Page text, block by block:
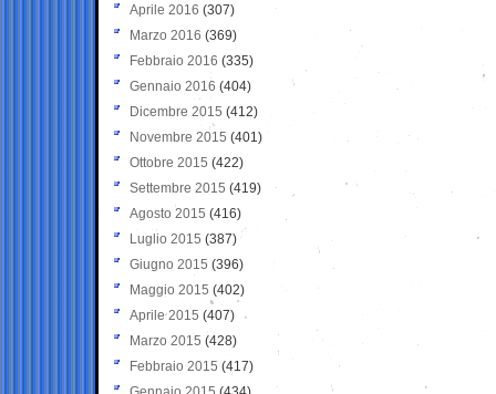
Aprile 2016 (307)
Marzo 2016 (369)
Febbraio 2016 (335)
Gennaio 2016 (404)
Dicembre 2015 (412)
Novembre 2015 (401)
Ottobre 2015 (422)
Settembre 2015 (419)
Agosto 2015 (416)
Luglio 2015 (387)
Giugno 2015 (396)
Maggio 2015 (402)
Aprile 2015 (407)
Marzo 2015 (428)
Febbraio 2015 (417)